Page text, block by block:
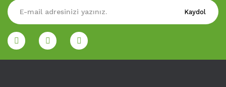
Kaydol